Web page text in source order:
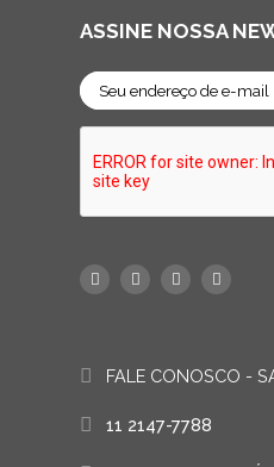
ASSINE NOSSA
FALE CONOSCO -
11 2147-7788